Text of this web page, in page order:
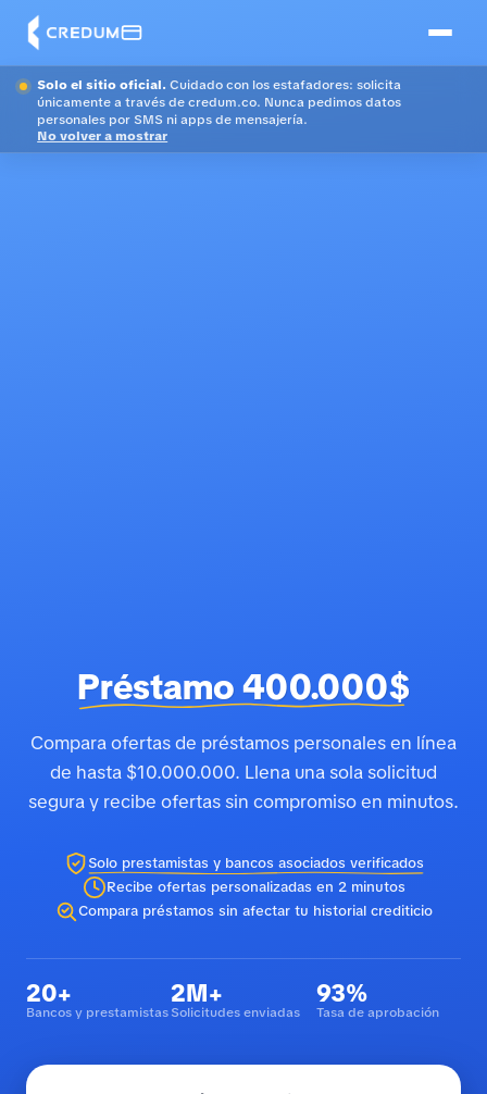
Solo el sitio oficial. Cuidado con los estafadores: solicita
únicamente a través de credum.co. Nunca pedimos datos
personales por SMS ni apps de mensajería.
No volver a mostrar
Préstamo 400.000$
Compara ofertas de préstamos personales en línea
de hasta $10.000.000. Llena una sola solicitud
segura y recibe ofertas sin compromiso en minutos.
Solo prestamistas y bancos asociados verificados
Recibe ofertas personalizadas en 2 minutos
Compara préstamos sin afectar tu historial crediticio
20+
Bancos y prestamistas
2M+
Solicitudes enviadas
93%
Tasa de aprobación